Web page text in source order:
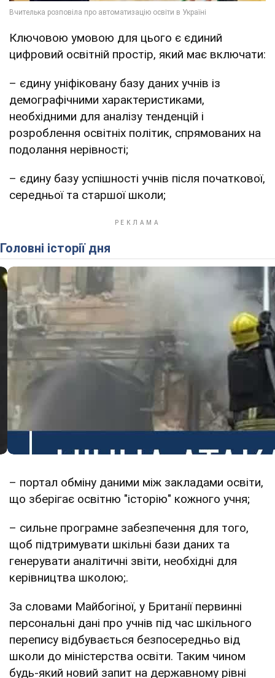
Ключовою умовою для цього є єдиний
цифровий освітній простір, який має включати:
– єдину уніфіковану базу даних учнів із
демографічними характеристиками,
необхідними для аналізу тенденцій і
розроблення освітніх політик, спрямованих на
подолання нерівності;
– єдину базу успішності учнів після початкової,
середньої та старшої школи;
Головні історії дня
– портал обміну даними між закладами освіти,
що зберігає освітню "історію" кожного учня;
– сильне програмне забезпечення для того,
щоб підтримувати шкільні бази даних та
генерувати аналітичні звіти, необхідні для
керівництва школою;.
За словами Майбогіної, у Британії первинні
персональні дані про учнів під час шкільного
перепису відбувається безпосередньо від
школи до міністерства освіти. Таким чином
будь-який новий запит на державному рівні